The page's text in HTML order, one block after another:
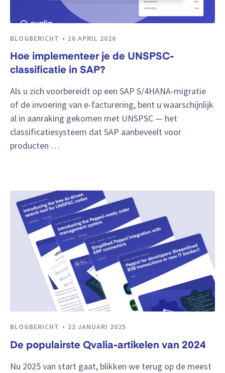
BLOGBERICHT 16 APRIL 2026
Hoe implementeer je de UNSPSC-
classificatie in SAP?
Als u zich voorbereidt op een SAP S/4HANA-migratie
of de invoering van e-facturering, bent u waarschijnlijk
al in aanraking gekomen met UNSPSC — het
classificatiesysteem dat SAP aanbeveelt voor
producten …
BLOGBERICHT 22 JANUARI 2025
De populairste Qvalia-artikelen van 2024
Nu 2025 van start gaat, blikken we terug op de meest